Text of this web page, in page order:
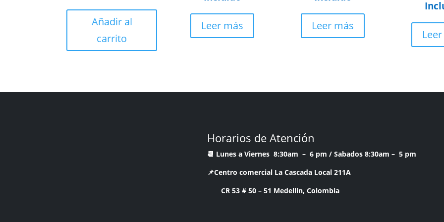
Añadir al
carrito
Leer más Leer más
Horarios de Atención
📆 Lunes a Viernes 8:30am – 6 pm / Sabados 8:30am – 5 pm
📌Centro comercial La Cascada Local 211A
CR 53 # 50 – 51 Medellin, Colombia